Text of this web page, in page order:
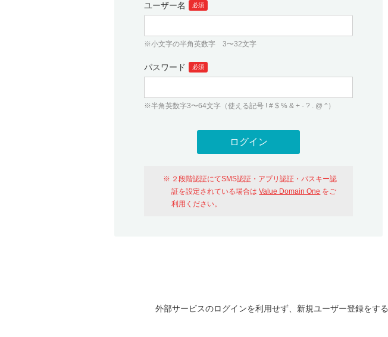
ユーザー名 必須
※小文字の半角英数字 3〜32文字
パスワード 必須
※半角英数字3〜64文字（使える記号 ! # $ % & + - ? . @ ^）
２段階認証にてSMS認証・アプリ認証・パスキー認
証を設定されている場合はValue Domain One をご
利用ください。
外部サービスのログインを利用せず、新規ユーザー登録をす